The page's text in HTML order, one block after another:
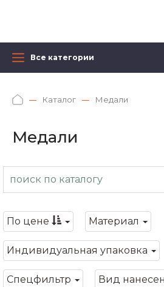
Все категории
Каталог Медали
Медали
По цене Материал
Индивидуальная упаковка
Спецфильтр Вид